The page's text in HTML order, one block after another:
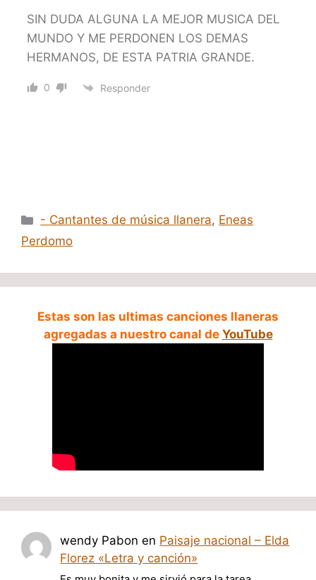
SIN DUDA ALGUNA LA MEJOR MUSICA DEL
MUNDO Y ME PERDONEN LOS DEMAS
HERMANOS, DE ESTA PATRIA GRANDE.
0 Responder
Categorías
- Cantantes de música llanera, Eneas
Perdomo
Estas son las ultimas canciones llaneras
agregadas a nuestro canal de YouTube
wendy Pabon en Paisaje nacional – Elda
Florez «Letra y canción»